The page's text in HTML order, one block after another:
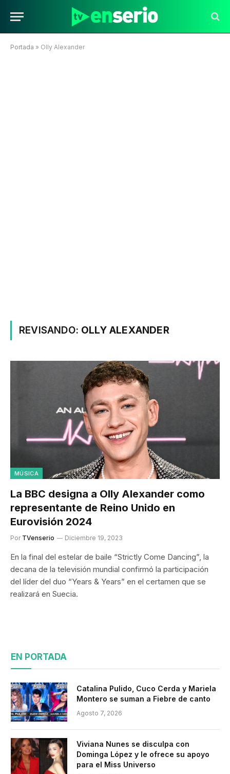
Portada » Olly Alexander
REVISANDO: OLLY ALEXANDER
MÚSICA
La BBC designa a Olly Alexander como
representante de Reino Unido en
Eurovisión 2024
Por TVenserio Diciembre 19, 2023
En la final del estelar de baile “Strictly Come Dancing”, la
decana de la televisión mundial confirmó la participación
del líder del duo “Years & Years” en el certamen que se
realizará en Suecia.
EN PORTADA
Catalina Pulido, Cuco Cerda y Mariela
Montero se suman a Fiebre de canto
Agosto 7, 2026
Viviana Nunes se disculpa con
Dominga López y le ofrece su apoyo
para el Miss Universo